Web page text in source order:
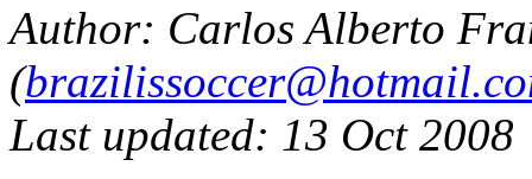
Author: Carlos Alberto
(
Last updated: 13 Oct 2008